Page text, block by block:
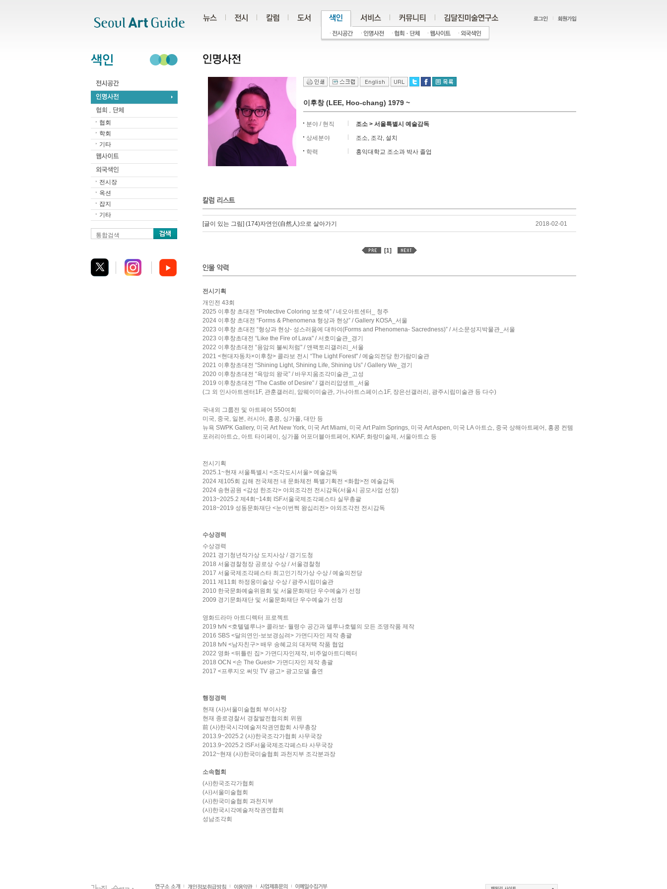
협회
학회
기타
전시장
옥션
잡지
기타
통합검색
이후창 (LEE, Hoo-chang) 1979 ~
분야 / 현직
조소 > 서울특별시 예술감독
상세분야
조소, 조각, 설치
학력
홍익대학교 조소과 박사 졸업
[글이 있는 그림] (174)자연인(自然人)으로 살아가기 2018-02-01
[1]
전시기획
개인전 43회
2025 이후창 초대전 “Protective Coloring 보호색” / 네오아트센터_ 청주
2024 이후창 초대전 “Forms & Phenomena 형상과 현상” / Gallery KOSA_서울
2023 이후창 초대전 “형상과 현상- 성스러움에 대하여(Forms and Phenomena- Sacredness)” / 서소문성지박물관_서울
2023 이후창초대전 “Like the Fire of Lava" / 서호미술관_경기
2022 이후창초대전 “용암의 불씨처럼" / 앤팩토리갤러리_서울
2021 <현대자동차×이후창> 콜라보 전시 “The Light Forest" / 예술의전당 한가람미술관
2021 이후창초대전 “Shining Light, Shining Life, Shining Us” / Gallery We_경기
2020 이후창초대전 “욕망의 왕국” / 바우지움조각미술관_고성
2019 이후창초대전 “The Castle of Desire” / 갤러리압생트_서울
(그 외 인사아트센터1F, 관훈갤러리, 암웨이미술관, 가나아트스페이스1F, 장은선갤러리, 광주시립미술관 등 다수)
국내외 그룹전 및 아트페어 550여회
미국, 중국, 일본, 러시아, 홍콩, 싱가폴, 대만 등
뉴욕 SWPK Gallery, 미국 Art New York, 미국 Art Miami, 미국 Art Palm Springs, 미국 Art Aspen, 미국 LA 아트쇼, 중국 상해아트페어, 홍콩 컨템
포러리아트쇼, 아트 타이페이, 싱가폴 어포더블아트페어, KIAF, 화랑미술제, 서울아트쇼 등
전시기획
2025.1~현재 서울특별시 <조각도시서울> 예술감독
2024 제105회 김해 전국체전 내 문화체전 특별기획전 <화합>전 예술감독
2024 송현공원 <감성 한조각> 야외조각전 전시감독(서울시 공모사업 선정)
2013~2025.2 제4회~14회 ISF서울국제조각페스타 실무총괄
2018~2019 성동문화재단 <눈이번쩍 왕십리전> 야외조각전 전시감독
수상경력
수상경력
2021 경기청년작가상 도지사상 / 경기도청
2018 서울경찰청장 공로상 수상 / 서울경찰청
2017 서울국제조각페스타 최고인기작가상 수상 / 예술의전당
2011 제11회 하정웅미술상 수상 / 광주시립미술관
2010 한국문화예술위원회 및 서울문화재단 우수예술가 선정
2009 경기문화재단 및 서울문화재단 우수예술가 선정
영화드라마 아트디렉터 프로젝트
2019 tvN <호텔델루나> 콜라보- 월령수 공간과 델루나호텔의 모든 조명작품 제작
2016 SBS <달의연인-보보경심려> 가면디자인 제작 총괄
2018 tvN <남자친구> 배우 송혜교의 대저택 작품 협업
2022 영화 <뒤틀린 집> 가면디자인제작, 비주얼아트디렉터
2018 OCN <손 The Guest> 가면디자인 제작 총괄
2017 <프루지오 써밋 TV 광고> 광고모델 출연
행정경력
현재 (사)서울미술협회 부이사장
현재 종로경찰서 경찰발전협의회 위원
前 (사)한국시각예술저작권연합회 사무총장
2013.9~2025.2 (사)한국조각가협회 사무국장
2013.9~2025.2 ISF서울국제조각페스타 사무국장
2012~현재 (사)한국미술협회 과천지부 조각분과장
소속협회
(사)한국조각가협회
(사)서울미술협회
(사)한국미술협회 과천지부
(사)한국시각예술저작권연합회
성남조각회